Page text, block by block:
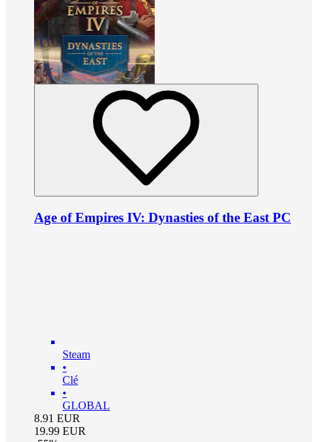
Age of Empires IV: Dynasties of the East PC
Steam
•
Clé
•
GLOBAL
8.91 EUR
19.99 EUR